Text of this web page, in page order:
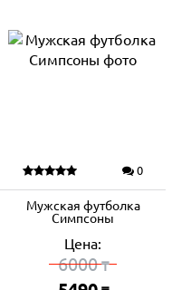
0
Мужская футболка
Симпсоны
Цена:
6000₸